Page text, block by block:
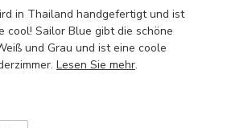
in Thailand handgefertigt und ist
cool! Sailor Blue gibt die schöne
und Grau und ist eine coole
Lesen Sie mehr.